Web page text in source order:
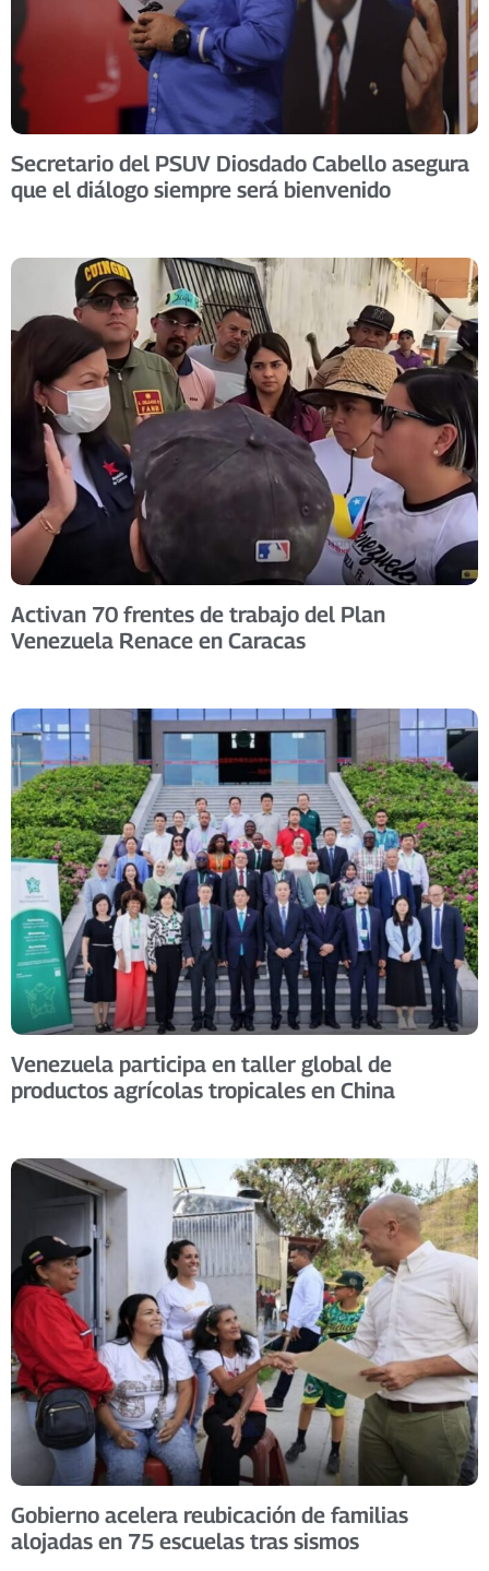
Secretario del PSUV Diosdado Cabello asegura
que el diálogo siempre será bienvenido
Activan 70 frentes de trabajo del Plan
Venezuela Renace en Caracas
Venezuela participa en taller global de
productos agrícolas tropicales en China
Gobierno acelera reubicación de familias
alojadas en 75 escuelas tras sismos